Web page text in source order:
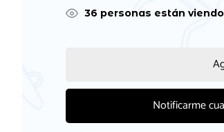
35 personas están
Notificarme
mi nombre, correo electrónico y web en
que comente.